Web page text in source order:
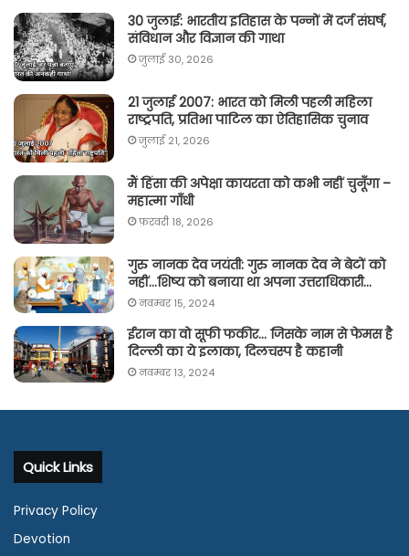
30 जुलाई: भारतीय इतिहास के पन्नों में दर्ज संघर्ष,
संविधान और विज्ञान की गाथा
जुलाई 30, 2026
21 जुलाई 2007: भारत को मिली पहली महिला
राष्ट्रपति, प्रतिभा पाटिल का ऐतिहासिक चुनाव
जुलाई 21, 2026
मैं हिंसा की अपेक्षा कायरता को कभी नहीं चुनूँगा –
महात्मा गाँधी
फ़रवरी 18, 2026
गुरु नानक देव जयंती: गुरु नानक देव ने बेटों को
नहीं…शिष्य को बनाया था अपना उत्तराधिकारी…
नवम्बर 15, 2024
ईरान का वो सूफी फकीर… जिसके नाम से फेमस है
दिल्ली का ये इलाका, दिलचस्प है कहानी
नवम्बर 13, 2024
Quick Links
Privacy Policy
Devotion